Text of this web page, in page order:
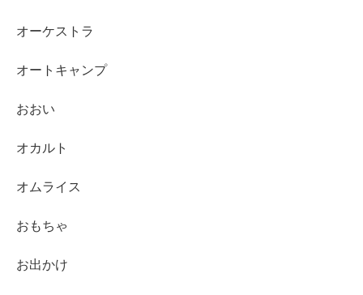
オーケストラ
オートキャンプ
おおい
オカルト
オムライス
おもちゃ
お出かけ